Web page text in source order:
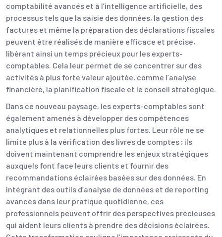
comptabilité avancés et à l’intelligence artificielle, des
processus tels que la saisie des données, la gestion des
factures et même la préparation des déclarations fiscales
peuvent être réalisés de manière efficace et précise,
libérant ainsi un temps précieux pour les experts-
comptables. Cela leur permet de se concentrer sur des
activités à plus forte valeur ajoutée, comme l’analyse
financière, la planification fiscale et le conseil stratégique.
Dans ce nouveau paysage, les experts-comptables sont
également amenés à développer des compétences
analytiques et relationnelles plus fortes. Leur rôle ne se
limite plus à la vérification des livres de comptes ; ils
doivent maintenant comprendre les enjeux stratégiques
auxquels font face leurs clients et fournir des
recommandations éclairées basées sur des données. En
intégrant des outils d’analyse de données et de reporting
avancés dans leur pratique quotidienne, ces
professionnels peuvent offrir des perspectives précieuses
qui aident leurs clients à prendre des décisions éclairées.